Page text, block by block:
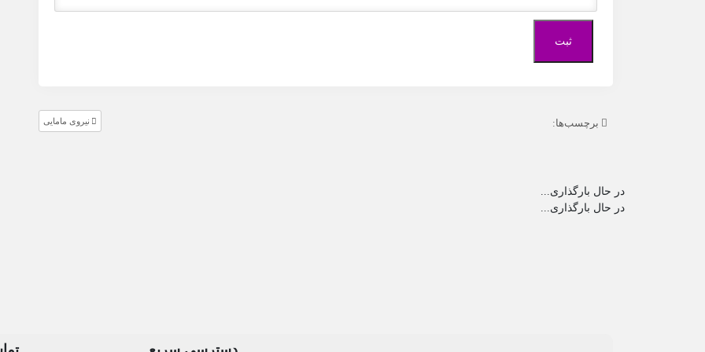
برچسب‌ها: نیروی مامایی
در حال بارگذاری...
در حال بارگذاری...